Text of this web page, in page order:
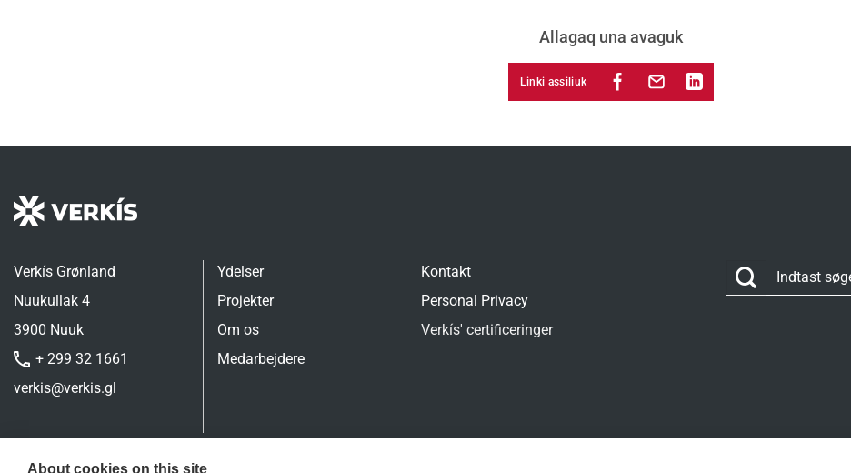
Allagaq una avaguk
Linki assiliuk
Verkís Grønland
Nuukullak 4
3900 Nuuk
+ 299 32 1661
verkis@verkis.gl
Ydelser
Projekter
Om os
Medarbejdere
Kontakt
Personal Privacy
Verkís' certificeringer
About cookies on this site